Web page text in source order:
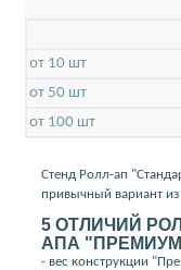
от 10 шт
от 50 шт
от 100 шт
Стенд Ролл-ап
привычный вариант
5 ОТЛИЧИЙ
АПА
- вес конструкции